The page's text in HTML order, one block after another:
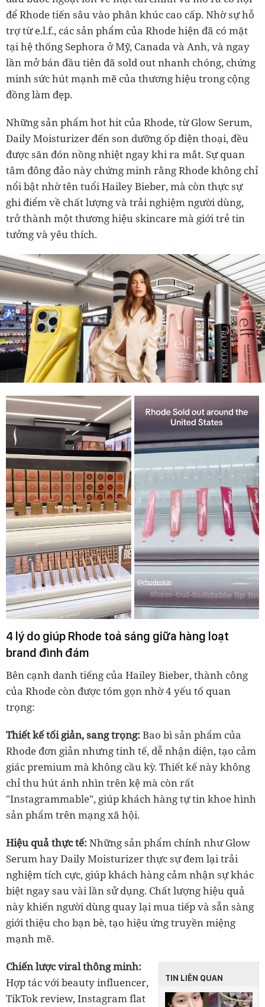
để Rhode tiến sâu vào phân khúc cao cấp. Nhờ sự hỗ
trợ từ e.l.f., các sản phẩm của Rhode hiện đã có mặt
tại hệ thống Sephora ở Mỹ, Canada và Anh, và ngay
lần mở bán đầu tiên đã sold out nhanh chóng, chứng
minh sức hút mạnh mẽ của thương hiệu trong cộng
đồng làm đẹp.
Những sản phẩm hot hit của Rhode, từ Glow Serum,
Daily Moisturizer đến son dưỡng ốp điện thoại, đều
được săn đón nồng nhiệt ngay khi ra mắt. Sự quan
tâm đông đảo này chứng minh rằng Rhode không chỉ
nổi bật nhờ tên tuổi Hailey Bieber, mà còn thực sự
ghi điểm về chất lượng và trải nghiệm người dùng,
trở thành một thương hiệu skincare mà giới trẻ tin
tưởng và yêu thích.
4 lý do giúp Rhode toả sáng giữa hàng loạt
brand đình đám
Bên cạnh danh tiếng của Hailey Bieber, thành công
của Rhode còn được tóm gọn nhờ 4 yếu tố quan
trọng:
Thiết kế tối giản, sang trọng:Bao bì sản phẩm của
Rhode đơn giản nhưng tinh tế, dễ nhận diện, tạo cảm
giác premium mà không cầu kỳ. Thiết kế này không
chỉ thu hút ánh nhìn trên kệ mà còn rất
"Instagrammable", giúp khách hàng tự tin khoe hình
sản phẩm trên mạng xã hội.
Hiệu quả thực tế:Những sản phẩm chính như Glow
Serum hay Daily Moisturizer thực sự đem lại trải
nghiệm tích cực, giúp khách hàng cảm nhận sự khác
biệt ngay sau vài lần sử dụng. Chất lượng hiệu quả
này khiến người dùng quay lại mua tiếp và sẵn sàng
giới thiệu cho bạn bè, tạo hiệu ứng truyền miệng
mạnh mẽ.
TIN LIÊN QUAN
Chiến lược viral thông minh:
Hợp tác với beauty influencer,
TikTok review, Instagram flat